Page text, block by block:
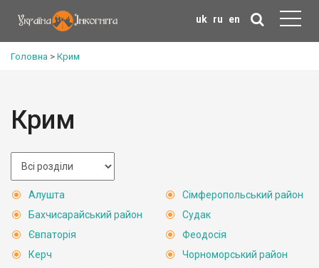
uk ru en
Головна > Крим
Крим
Алушта
Бахчисарайський район
Євпаторія
Керч
Сімферопольський район
Судак
Феодосія
Чорноморський район